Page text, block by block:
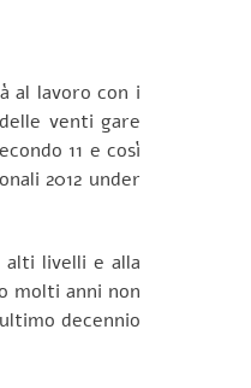
al lavoro con i
venti gare
11 e così
2012 under
alti livelli e alla
molti anni non
decennio